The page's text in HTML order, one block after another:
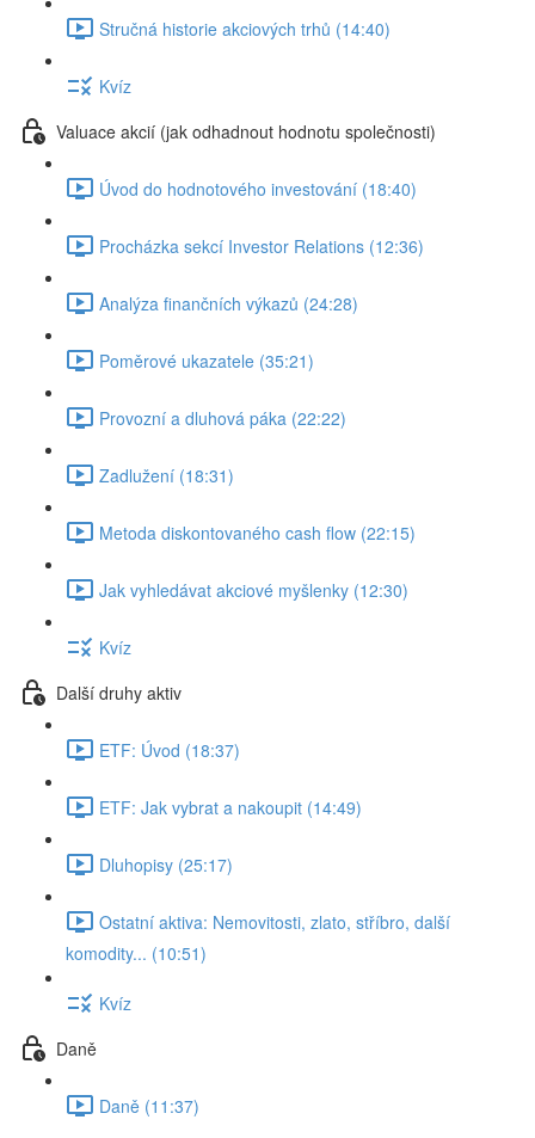
Stručná historie akciových trhů (14:40)
Kvíz
Valuace akcií (jak odhadnout hodnotu společnosti)
Úvod do hodnotového investování (18:40)
Procházka sekcí Investor Relations (12:36)
Analýza finančních výkazů (24:28)
Poměrové ukazatele (35:21)
Provozní a dluhová páka (22:22)
Zadlužení (18:31)
Metoda diskontovaného cash flow (22:15)
Jak vyhledávat akciové myšlenky (12:30)
Kvíz
Další druhy aktiv
ETF: Úvod (18:37)
ETF: Jak vybrat a nakoupit (14:49)
Dluhopisy (25:17)
Ostatní aktiva: Nemovitosti, zlato, stříbro, další
komodity... (10:51)
Kvíz
Daně
Daně (11:37)